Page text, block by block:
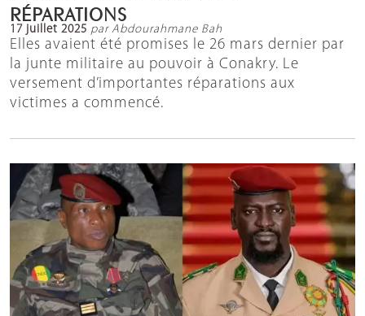
RÉPARATIONS
17 juillet 2025 par Abdourahmane Bah
Elles avaient été promises le 26 mars dernier par
la junte militaire au pouvoir à Conakry. Le
versement d’importantes réparations aux
victimes a commencé.